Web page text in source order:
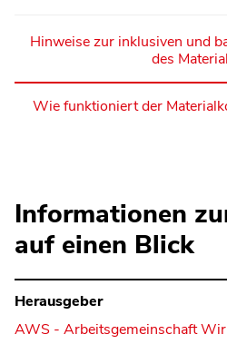
Hinweise zur inklusiven und
des
Wie funktioniert der
Informationen
auf einen Blick
Herausgeber
AWS - Arbeitsgemeinschaft